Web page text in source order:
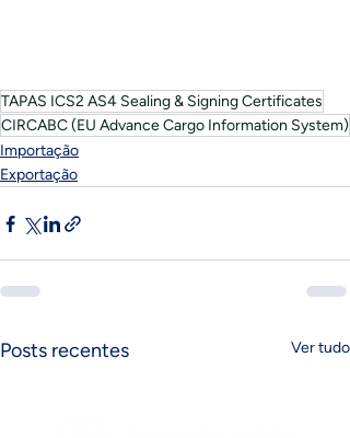
TAPAS ICS2 AS4 Sealing & Signing Certificates
CIRCABC (EU Advance Cargo Information System)
Importação
Exportação
Posts recentes Ver tudo